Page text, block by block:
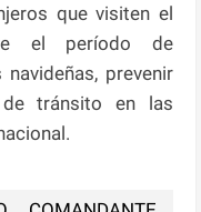
que visiten el
el período de
prevenir
de tránsito en las